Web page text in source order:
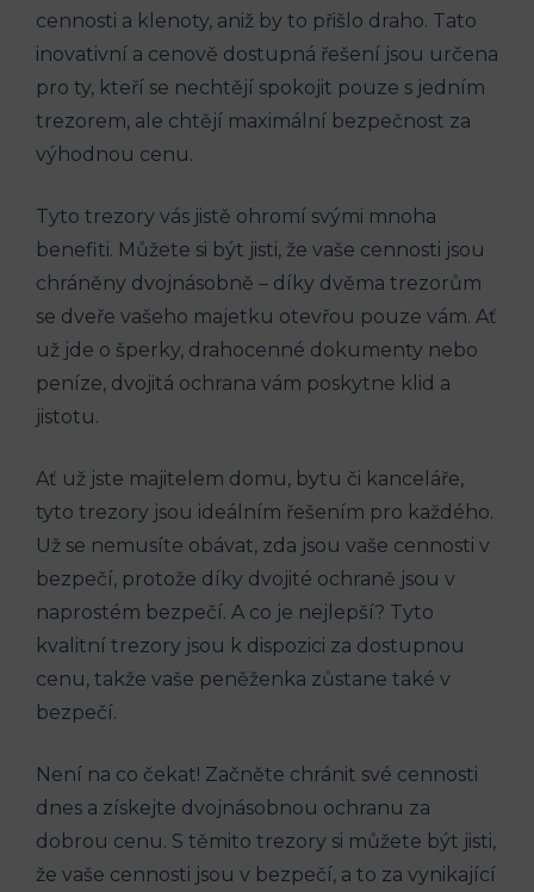
cennosti a klenoty, aniž by to přišlo draho. Tato
inovativní a cenově dostupná řešení jsou určena
pro ty, kteří se nechtějí spokojit pouze s jedním
trezorem, ale chtějí maximální bezpečnost za
výhodnou cenu.
Tyto trezory vás jistě ohromí svými mnoha
benefiti. Můžete si být jisti, že vaše cennosti jsou
chráněny dvojnásobně – díky dvěma trezorům
se dveře vašeho majetku otevřou pouze vám. Ať
už jde o šperky, drahocenné dokumenty nebo
peníze, dvojitá ochrana vám poskytne klid a
jistotu.
Ať už jste majitelem domu, bytu či kanceláře,
tyto trezory jsou ideálním řešením pro každého.
Už se nemusíte obávat, zda jsou vaše cennosti v
bezpečí, protože díky dvojité ochraně jsou v
naprostém bezpečí. A co je nejlepší? Tyto
kvalitní trezory jsou k dispozici za dostupnou
cenu, takže vaše peněženka zůstane také v
bezpečí.
Není na co čekat! Začněte chránit své cennosti
dnes a získejte dvojnásobnou ochranu za
dobrou cenu. S těmito trezory si můžete být jisti,
že vaše cennosti jsou v bezpečí, a to za vynikající